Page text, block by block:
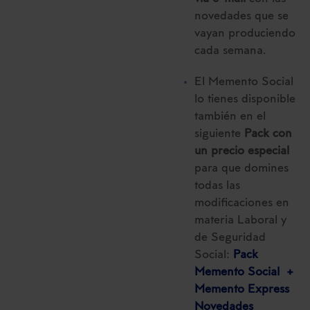
novedades que se
vayan produciendo
cada semana.
El Memento Social
lo tienes disponible
también en el
siguiente Pack con
un precio especial
para que domines
todas las
modificaciones en
materia Laboral y
de Seguridad
Social: Pack
Memento Social +
Memento Express
Novedades